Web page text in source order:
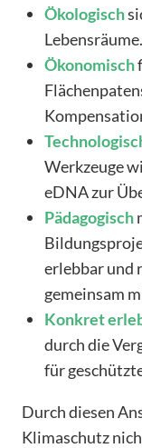
Ökologisch
Lebensräume.
Ökonomisch
Werkzeuge
eDNA zur
Pädagogisch
erlebbar und
gemeinsam
Konkret
durch die
für
Durch diesen
Klimaschutz